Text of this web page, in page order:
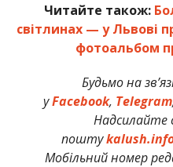
Читайте також:
світлинах — у Львові
фотоальбом
Будьмо на
уFacebook, Telegram
Надсилайте
пошту
Мобільний номер